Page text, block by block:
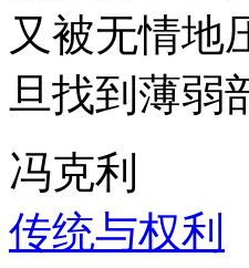
又被无情地
旦找到薄弱
冯克利
传统与权利